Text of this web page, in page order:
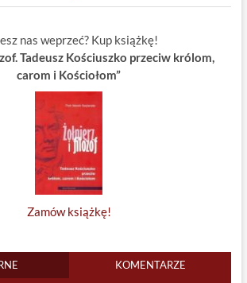
nas weprzeć? Kup książkę!
Tadeusz Kościuszko przeciw królom,
carom i Kościołom”
Zamów książkę!
KOMENTARZE